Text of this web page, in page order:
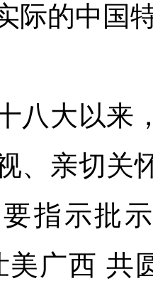
际的中国
大以来，
、亲切关
指示批
美广西 共